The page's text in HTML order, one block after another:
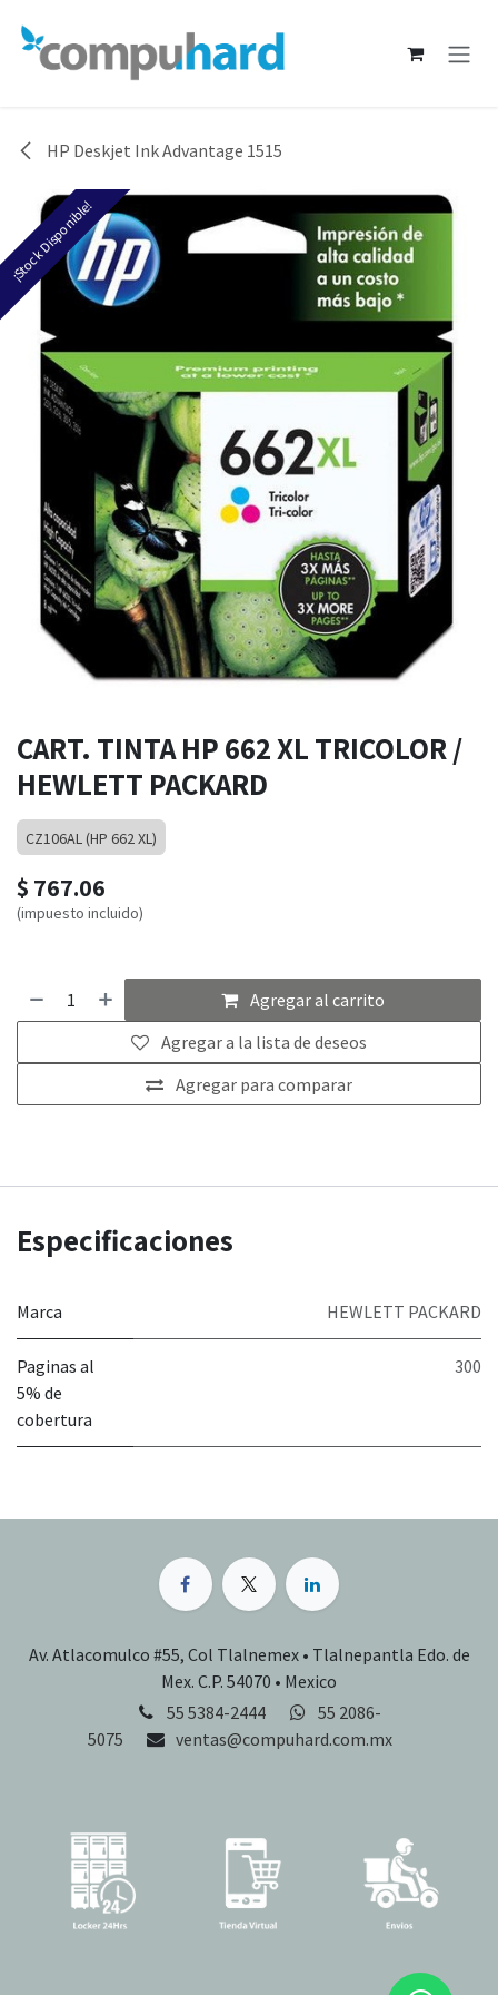
HP Deskjet Ink Advantage 1515
¡Stock Disponible!
CART. TINTA HP 662 XL TRICOLOR /
HEWLETT PACKARD
CZ106AL (HP 662 XL)
$ 767.06
(impuesto incluido)
Agregar al carrito
Agregar para comparar
Agregar a la lista de deseos
Especificaciones
Marca HEWLETT PACKARD
Paginas al
5% de
cobertura
300
Av. Atlacomulco #55, Col Tlalnemex • Tlalnepantla Edo. de
Mex. C.P. 54070 • Mexico
55 5384-2444
55 2086-
5075
ventas@compuhard.com.mx